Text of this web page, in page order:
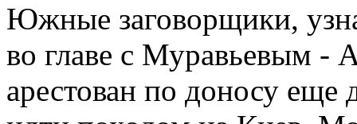
Южные заговорщики,
во главе с Муравьевым -
арестован по доносу еще